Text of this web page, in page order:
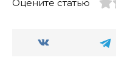
Оцените статью